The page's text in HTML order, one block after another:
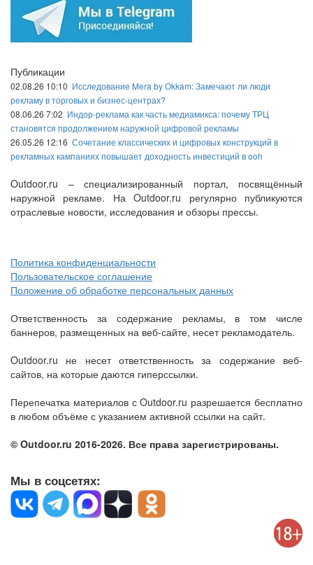
Публикации
02.08.26 10:10 Исследование Mera by Okkam: Замечают ли люди
рекламу в торговых и бизнес-центрах?
08.06.26 7:02 Индор-реклама как часть медиамикса: почему ТРЦ
становятся продолжением наружной цифровой рекламы
26.05.26 12:16 Сочетание классических и цифровых конструкций в
рекламных кампаниях повышает доходность инвестиций в ooh
Outdoor.ru – специализированный портал, посвящённый
наружной рекламе. На Outdoor.ru регулярно публикуются
отраслевые новости, исследования и обзоры прессы.
Политика конфиденциальности
Пользовательское соглашение
Положение об обработке персональных данных
Ответственность за содержание рекламы, в том числе
баннеров, размещенных на веб-сайте, несет рекламодатель.
Outdoor.ru не несет ответственность за содержание веб-
сайтов, на которые даются гиперссылки.
Перепечатка материалов с Outdoor.ru разрешается бесплатно
в любом объёме с указанием активной ссылки на сайт.
© Outdoor.ru 2016-2026. Все права зарегистрированы.
Мы в соцсетях: